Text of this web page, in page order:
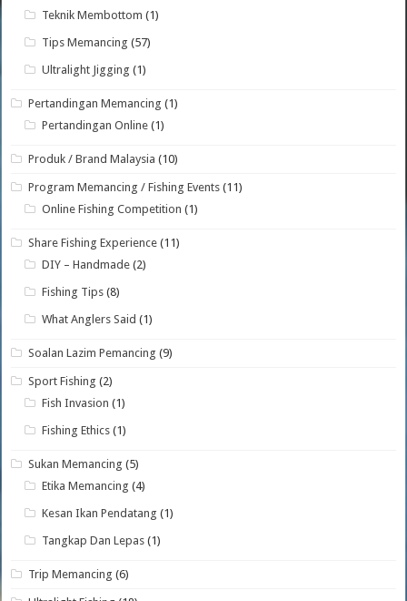
Teknik Membottom (1)
Tips Memancing (57)
Ultralight Jigging (1)
Pertandingan Memancing (1)
Pertandingan Online (1)
Produk / Brand Malaysia (10)
Program Memancing / Fishing Events (11)
Online Fishing Competition (1)
Share Fishing Experience (11)
DIY – Handmade (2)
Fishing Tips (8)
What Anglers Said (1)
Soalan Lazim Pemancing (9)
Sport Fishing (2)
Fish Invasion (1)
Fishing Ethics (1)
Sukan Memancing (5)
Etika Memancing (4)
Kesan Ikan Pendatang (1)
Tangkap Dan Lepas (1)
Trip Memancing (6)